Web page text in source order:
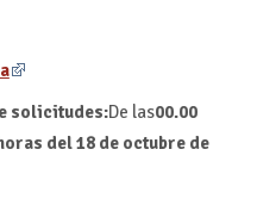
solicitudes:De las00.00
del 18 de octubre de